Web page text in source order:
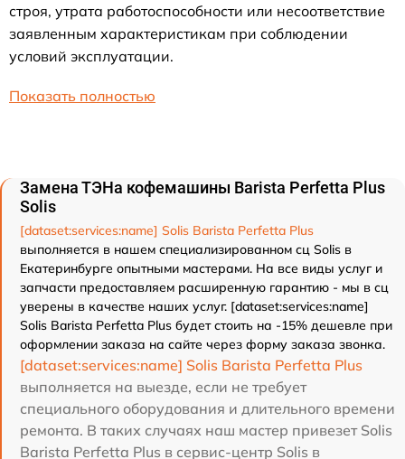
строя, утрата работоспособности или несоответствие
заявленным характеристикам при соблюдении
условий эксплуатации.
Показать полностью
Замена ТЭНа кофемашины Barista Perfetta Plus
Solis
[dataset:services:name] Solis Barista Perfetta Plus
выполняется в нашем специализированном сц Solis в
Екатеринбурге опытными мастерами. На все виды услуг и
запчасти предоставляем расширенную гарантию - мы в сц
уверены в качестве наших услуг. [dataset:services:name]
Solis Barista Perfetta Plus будет стоить на -15% дешевле при
оформлении заказа на сайте через форму заказа звонка.
[dataset:services:name] Solis Barista Perfetta Plus
выполняется на выезде, если не требует
специального оборудования и длительного времени
ремонта. В таких случаях наш мастер привезет Solis
Barista Perfetta Plus в сервис-центр Solis в